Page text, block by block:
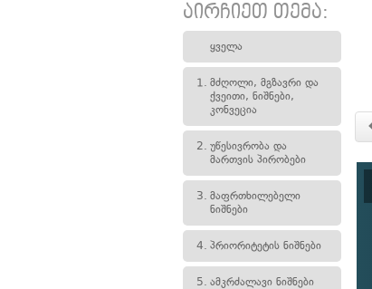
აირჩიეთ თემა:
ყველა
1. მძღოლი, მგზავრი და
ქვეითი, ნიშნები,
კონვეცია
2. უწესივრობა და
მართვის პირობები
3. მაფრთხილებელი
ნიშნები
4. პრიორიტეტის ნიშნები
5. ამკრძალავი ნიშნები